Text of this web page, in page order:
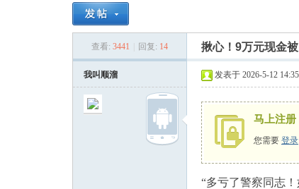
› › ›
查看: 3441 回复: 14 揪心！9万元现金
我叫顺溜 发表于 2026-5-12 14:35
马上注册
您需要 登录
“多亏了警察同志